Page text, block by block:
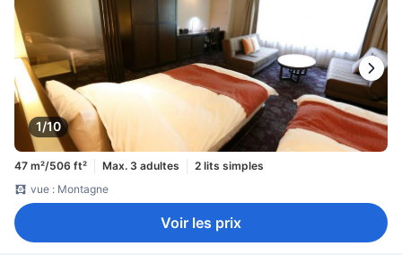
1/10
47 m²/506 ft² Max. 3 adultes
2 lits simples
vue : Montagne
Voir les prix